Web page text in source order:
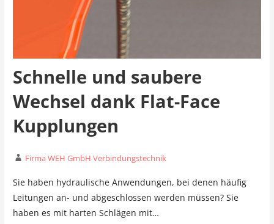
Schnelle und saubere
Wechsel dank Flat-Face
Kupplungen
Firma WEH GmbH Verbindungstechnik
Sie haben hydraulische Anwendungen, bei denen häufig
Leitungen an- und abgeschlossen werden müssen? Sie
haben es mit harten Schlägen mit…